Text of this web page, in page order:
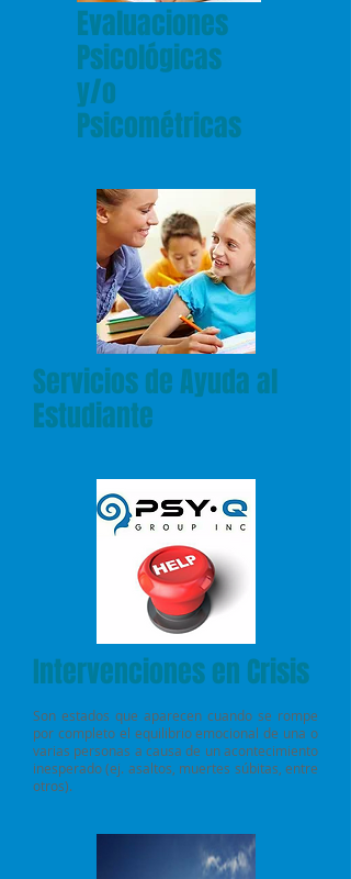
Evaluaciones
Psicológicas
y/o
Psicométricas
Servicios de Ayuda al
Estudiante
Intervencionesen Crisis
Son estados que aparecen cuando se rompe
por completo el equilibrio emocional de una o
varias personas a causa de un acontecimiento
inesperado (ej. asaltos, muertes súbitas, entre
otros).